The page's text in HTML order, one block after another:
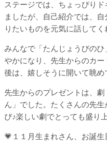
ステージでは、ちょっぴり
ましたが、自己紹介では、
りたいものを元気に話してく
みんなで「たんじょうびの
やかになり、先生からのカ
後は、嬉しそうに開いて眺
先生からのプレゼントは、劇
ん」でした。たくさんの先
び♪楽しい劇でとっても盛り
💗１１月生まれさん、お誕生